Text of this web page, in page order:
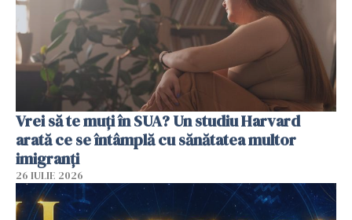
Vrei să te muți în SUA? Un studiu Harvard
arată ce se întâmplă cu sănătatea multor
imigranți
26 IULIE 2026